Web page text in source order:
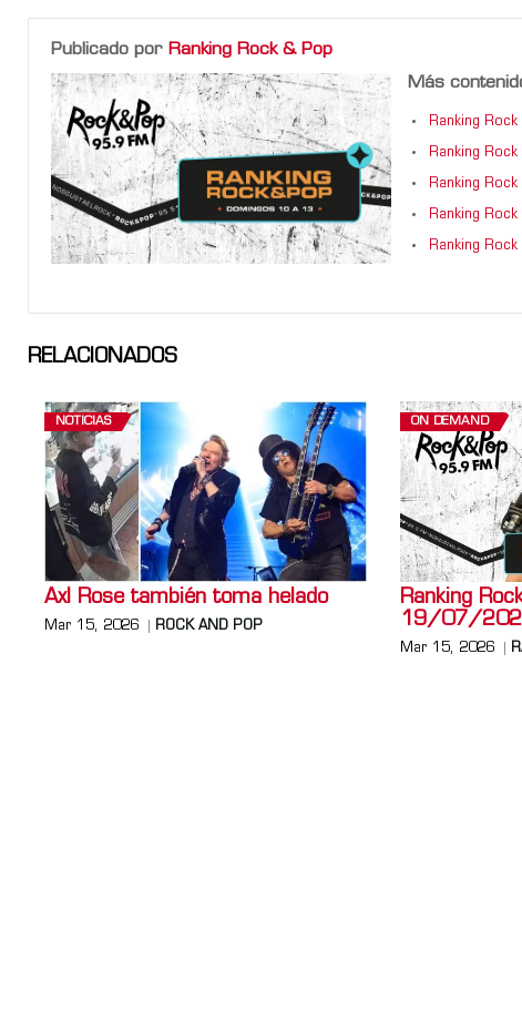
Publicado por Ranking Rock & Pop
Más
Ranking
Ranking
Ranking
Ranking
Ranking
RELACIONADOS
NOTICIAS
Axl Rose también toma helado
Mar 15, 2026 ROCK AND POP
ON DEMAND
Ranking
19/07/
Mar 15, 2026